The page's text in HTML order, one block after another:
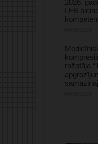
LFB
ražotāja